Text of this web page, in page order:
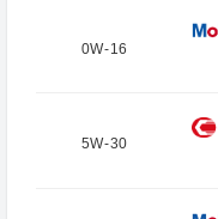
0W-16
5W-30